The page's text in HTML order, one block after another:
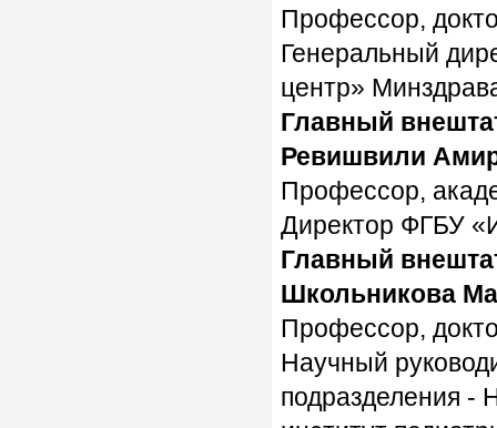
Профессор,
Генеральный
центр»
Главный
Ревишвили
Профессор,
Директор ФГБУ
Главный
Школьникова
Профессор,
Научный
подразделения -